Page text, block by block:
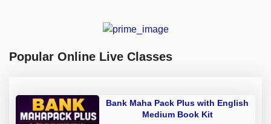
Popular Online Live Classes
Bank Maha Pack Plus with English
Medium Book Kit